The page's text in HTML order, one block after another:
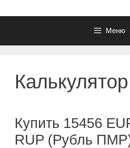
Меню
Купить 15456
RUP (Рубль